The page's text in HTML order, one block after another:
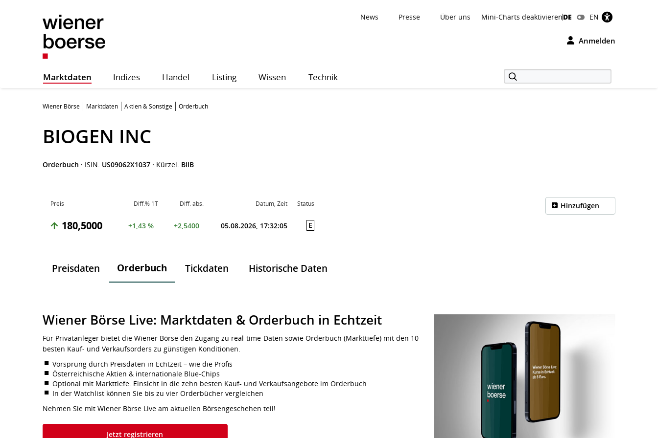
News Presse Über uns Mini-Charts deaktivierenDE EN
Anmelden
Marktdaten Indizes Handel Listing Wissen Technik
Wiener Börse Marktdaten Aktien & Sonstige Orderbuch
BIOGEN INC
Orderbuch · ISIN: US09062X1037 · Kürzel: BIIB
Preis Diff.% 1T Diff. abs. Datum, Zeit Status
180,5000 +1,43 % +2,5400 05.08.2026, 17:32:05 E
Hinzufügen
Preisdaten Orderbuch Tickdaten Historische Daten
Wiener Börse Live: Marktdaten & Orderbuch in Echtzeit
Für Privatanleger bietet die Wiener Börse den Zugang zu real-time-Daten sowie Orderbuch (Markttiefe) mit den 10
besten Kauf- und Verkaufsorders zu günstigen Konditionen.
Vorsprung durch Preisdaten in Echtzeit – wie die Profis
Österreichische Aktien & internationale Blue-Chips
Optional mit Markttiefe: Einsicht in die zehn besten Kauf- und Verkaufsangebote im Orderbuch
In der Watchlist können Sie bis zu vier Orderbücher vergleichen
Nehmen Sie mit Wiener Börse Live am aktuellen Börsengeschehen teil!
Jetzt registrieren